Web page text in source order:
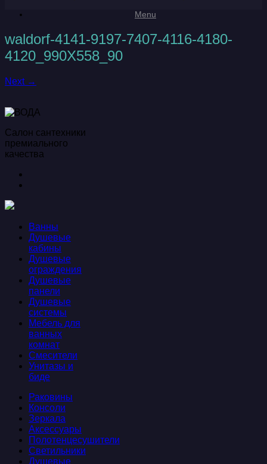
Menu
waldorf-4141-9197-7407-4116-4180-
4120_990X558_90
Next →
Салон сантехники
премиального
качества
Ванны
Душевые
кабины
Душевые
ограждения
Душевые
панели
Душевые
системы
Мебель для
ванных
комнат
Смесители
Унитазы и
биде
Раковины
Консоли
Зеркала
Аксессуары
Полотенцесушители
Светильники
Душевые